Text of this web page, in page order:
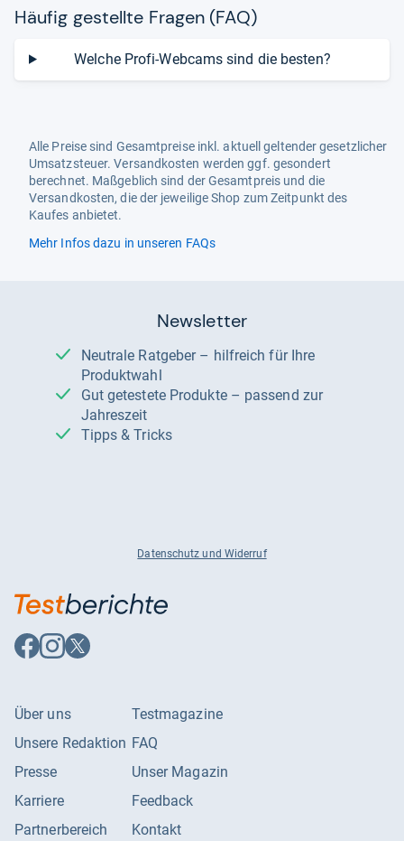
Häu­fig gestellte Fra­gen (FAQ)
Welche Profi-Webcams sind die besten?
Alle Preise sind Gesamtpreise inkl. aktuell geltender gesetzlicher
Umsatzsteuer. Versandkosten werden ggf. gesondert
berechnet. Maßgeblich sind der Gesamtpreis und die
Versandkosten, die der jeweilige Shop zum Zeitpunkt des
Kaufes anbietet.
Mehr Infos dazu in unseren FAQs
Newsletter
Neutrale Ratgeber – hilfreich für Ihre
Produktwahl
Gut getestete Produkte – passend zur
Jahreszeit
Tipps & Tricks
Datenschutz und Widerruf
Auf
Facebook
Auf
Instagram
Auf
X
Über uns
Unsere Redaktion
Presse
Karriere
Partnerbereich
Testmagazine
FAQ
Unser Magazin
Feedback
Kontakt